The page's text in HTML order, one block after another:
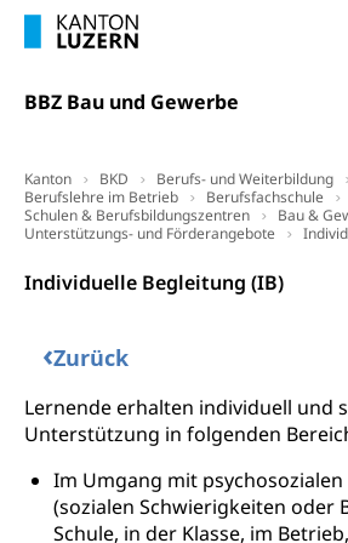
BBZ Bau und Gewerbe
Kanton BKD Berufs- und Weiterbildung
Berufslehre im Betrieb
Berufsfachschule
Schulen & Berufsbildungszentren
Bau &
Unterstützungs- und Förderangebote
Individuelle Begleitung (IB)
‹Zurück
Lernende erhalten individuell und
Unterstützung in folgenden
Im Umgang mit
(sozialen Schwierigkeiten oder
Schule, in der Klasse, im
Nachdiplomstudium, Zusatzlehre,
Berufsbildung, Berufsmatura nach
Studienberatung, Beratung und
Bildungsgutscheine
Fachperson Gesundheit
Grundbildung)
Allgemeinbildung für
Berufsberatung
Grundkompetenzen
Berufliche Grundbildung
Lehre, Berufsfachschule,
Berufsberatung,
Berufswahl & Berufsberatung,
Lehrstellensuche, Berufsmaturität,
Integrationsvorlehre INVOL
Fremdsprachen in der
MobiLingua
Hochschule Fachhochschule
Studium, Hochschulstudium, tertiäre
Campus Horw
Campus Horw
Mittelschulen
Gymnasium, Handelsmittelschule,